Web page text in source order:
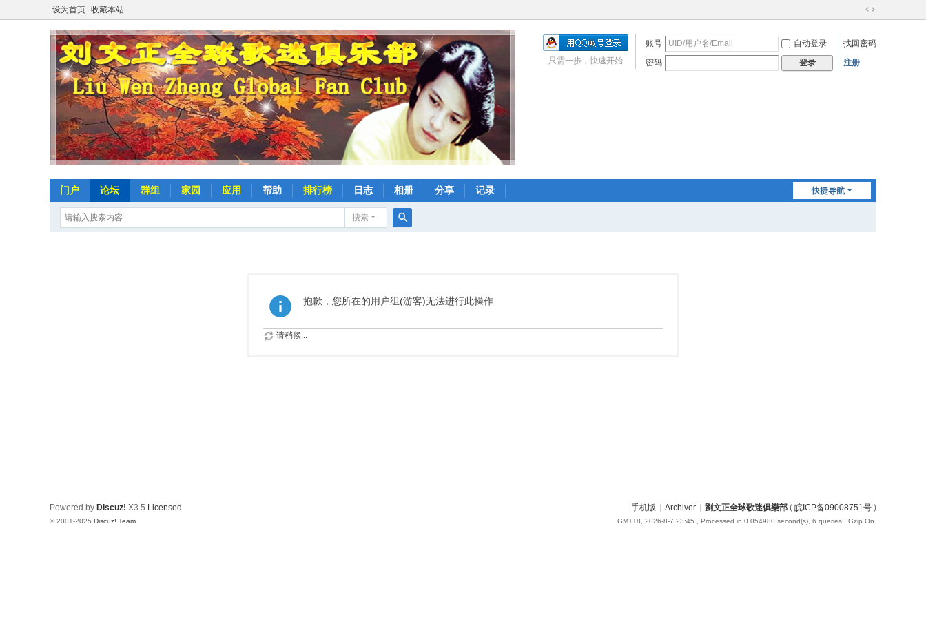
设为首页 收藏本站
切
到
账号 自动登录
找回密码
密码
登录 注册
只需一步，快速开始
快捷导航
门户 论坛 群组 家园 应用 帮助 排行榜 日志 相册 分享 记录
搜索
抱歉，您所在的用户组(游客)无法进行此操作
请稍候...
手机版 Archiver 劉文正全球歌迷俱樂部 ( 皖ICP备09008751号 )
GMT+8, 2026-8-7 23:45 , Processed in 0.054980 second(s), 6 queries , Gzip On.
Powered by Discuz! X3.5 Licensed
© 2001-2025 Discuz! Team